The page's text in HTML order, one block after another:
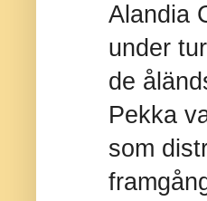
Alandia
under
de
Pekka
som